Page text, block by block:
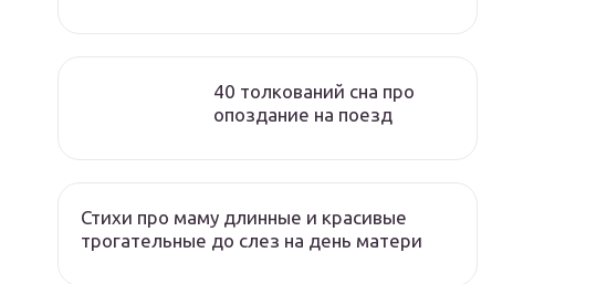
40 толкований сна про
опоздание на поезд
Стихи про маму длинные и красивые
трогательные до слез на день матери